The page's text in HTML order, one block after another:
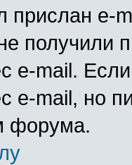
прислан e-
получили
e-mail.
e-mail, но
форума.